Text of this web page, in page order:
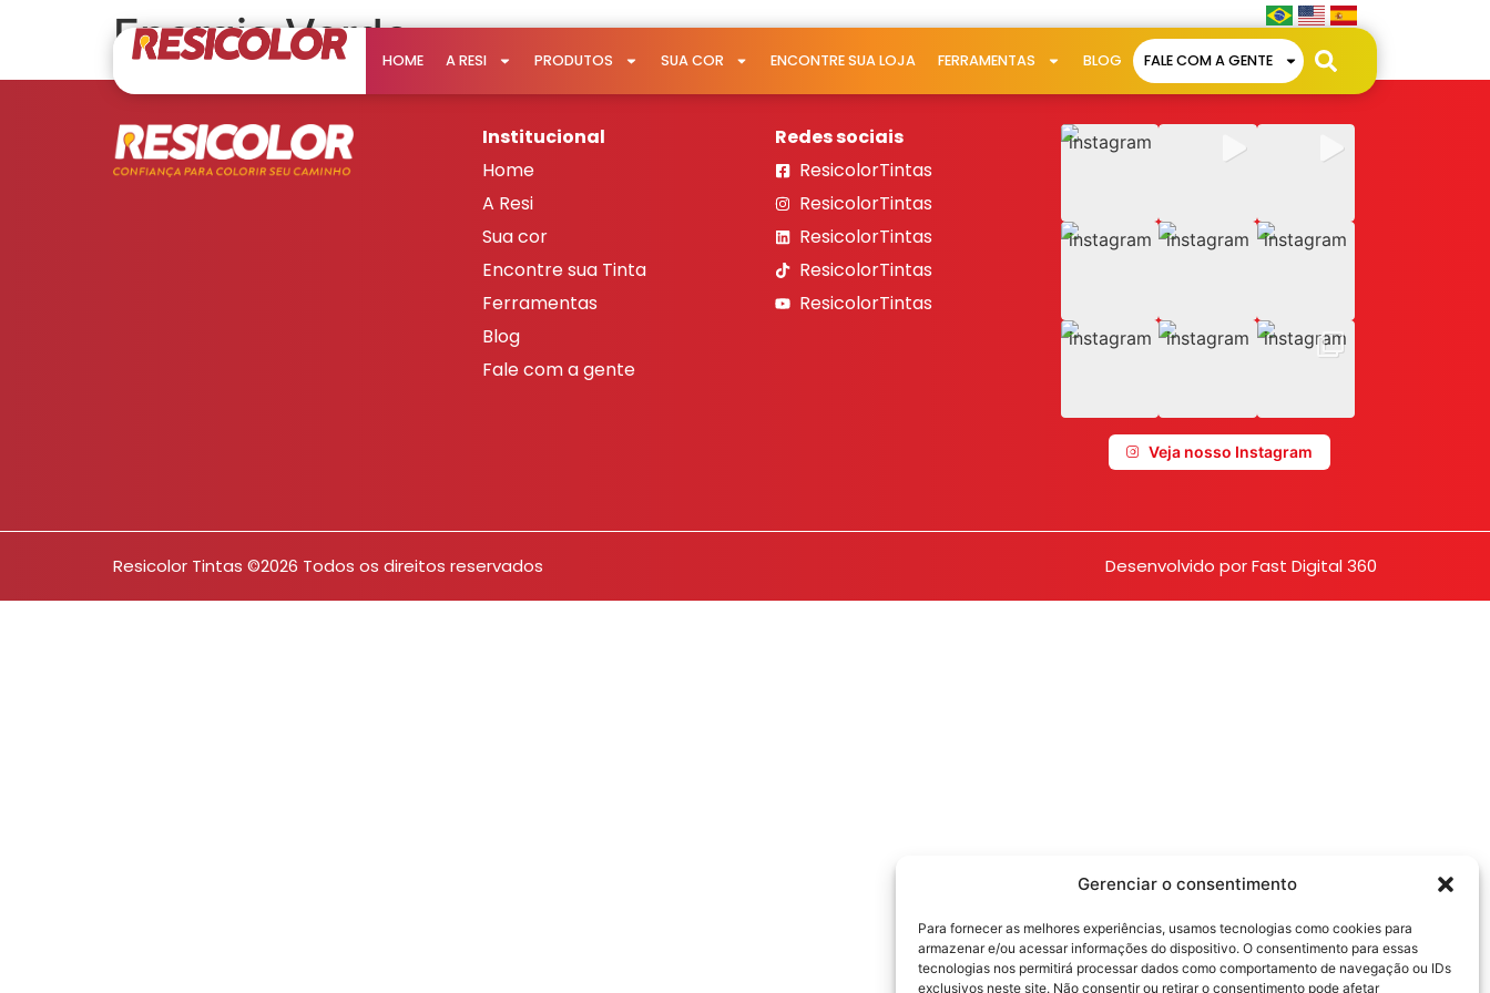
Gerenciar o consentimento
Para fornecer as melhores experiências, usamos tecnologias como cookies para
armazenar e/ou acessar informações do dispositivo. O consentimento para essas
tecnologias nos permitirá processar dados como comportamento de navegação ou IDs
exclusivos neste site. Não consentir ou retirar o consentimento pode afetar
HOME A RESI PRODUTOS SUA COR ENCONTRE SUA LOJA FERRAMENTAS BLOG FALE COM A GENTE
Energia Verde
Institucional
Home
A Resi
Sua cor
Encontre sua Tinta
Ferramentas
Blog
Fale com a gente
Redes sociais
ResicolorTintas
ResicolorTintas
ResicolorTintas
ResicolorTintas
ResicolorTintas
Veja nosso Instagram
Resicolor Tintas ©2026 Todos os direitos reservados Desenvolvido porFast Digital 360